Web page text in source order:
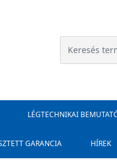
LÉGTECHNIKAI
GARANCIA HÍREK